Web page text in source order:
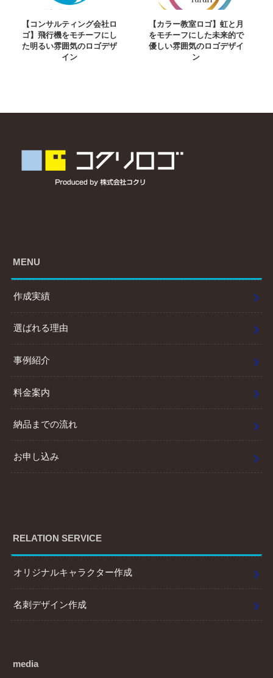
【コンサルティング会社ロ
ゴ】飛行機をモチーフにし
た明るい雰囲気のロゴデザ
イン
【カラー教室ロゴ】虹と月
をモチーフにした未来的で
優しい雰囲気のロゴデザイ
ン
MENU
作成実績
選ばれる理由
事例紹介
料金案内
納品までの流れ
お申し込み
RELATION SERVICE
オリジナルキャラクター作成
名刺デザイン作成
media